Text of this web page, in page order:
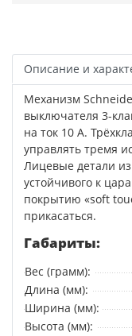
Описание и
Механизм
выключателя 3-
на ток 10 А.
управлять тремя
Лицевые детали из
устойчивого к
покрытию «soft
прикасаться.
Габариты:
Вес (грамм):
Длина (мм):
Ширина (мм):
Высота (мм):